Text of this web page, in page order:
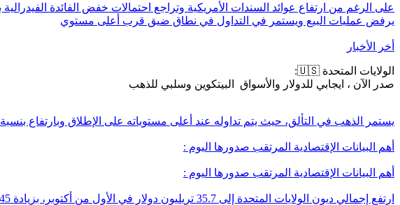
يرفض عمليات البيع ويستمر في التداول في نطاق ضيق قرب أعلى مستوي
أخر الأخبار
الولايات المتحدة 🇺🇸:
‏صدر الآن ، ايجابي للدولار والأسواق البيتكوين وسلبي للذهب
يستمر الذهب في التألق، حيث يتم تداوله عند أعلى مستوياته على الإطلاق وبارتفاع بنسبة 34% منذ فبراير. ‏بالنسبة لبنك أوف أمريكا يعتبر الذهب هو اكبر المستفيدين في تخفيضات أسعار الفائدة عالميا
‏أهم البيانات الإقتصادية المرتقب صدورها اليوم :
‏أهم البيانات الإقتصادية المرتقب صدورها اليوم :
‏ارتفع إجمالي ديون الولايات المتحدة إلى 35.7 تريليون دولار في الأول من أكتوبر، بزيادة 345 مليار دولار عن 27 سبتمبر. ‏ايجابي للذهب